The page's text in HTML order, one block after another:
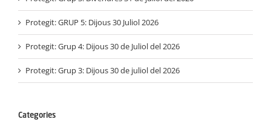
Protegit: GRUP 5: Dijous 30 Juliol 2026
Protegit: Grup 4: Dijous 30 de Juliol del 2026
Protegit: Grup 3: Dijous 30 de juliol del 2026
Categories